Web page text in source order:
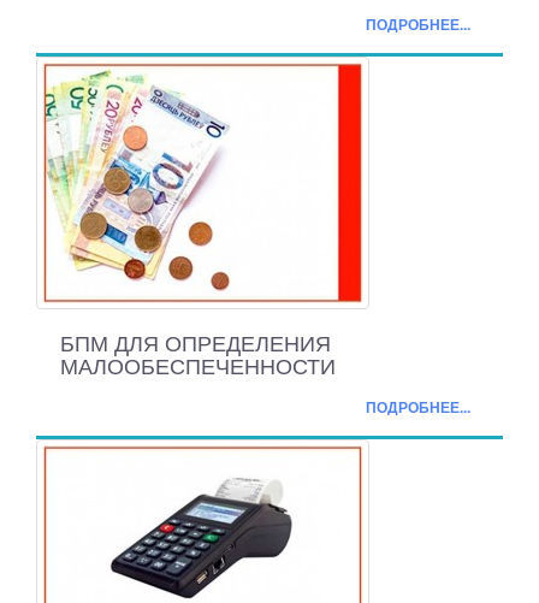
ПОДРОБНЕЕ...
БПМ ДЛЯ ОПРЕДЕЛЕНИЯ
МАЛООБЕСПЕЧЕННОСТИ
ПОДРОБНЕЕ...